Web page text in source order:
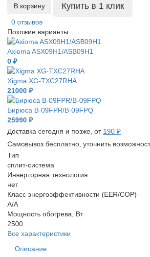
В корзину Купить в 1 клик
0 отзывов
Похожие варианты
Axioma ASX09H1/ASB09H1
0 ₽
Xigma XG-TXC27RHA
21000 ₽
Бирюса B-09FPR/B-09FPQ
25990 ₽
Доставка сегодня и позже, от 190 ₽
Самовывоз бесплатно, уточнить
Тип
сплит-система
Инверторная технология
нет
Класс энергоэффективности (EER/COP)
A/A
Мощность обогрева, Вт
2500
Все характеристики
Описание